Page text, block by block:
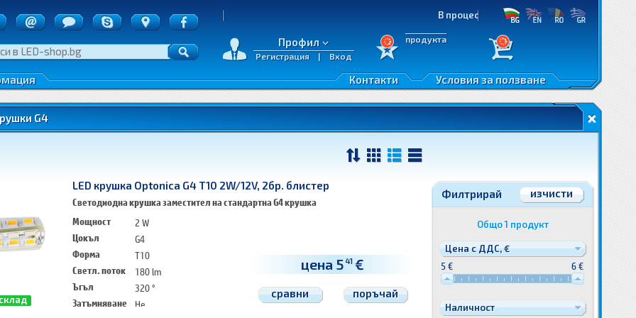
В процес на разработка!
Профил
Регистрация| Вход
продукта
на стоки
Условия за ползване
Контакти
G4
LED крушка Optonica G4 T10 2W/12V, 2бр. блистер
Светодиодна крушка заместител на стандартна G4 крушка
Мощност
2 W
Цокъл
G4
Форма
T10
Светл. поток
180 lm
Ъгъл
320 °
Затъмняване
Не
цена 541 €
сравни поръчай
подразбиране
най-нови
най-разглеждани
Филтрирай изчисти
Общо1 продукт
Цена с ДДС, €
5 € 6 €
Наличност